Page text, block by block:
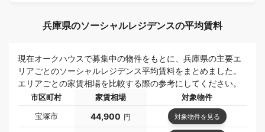
兵庫県のソーシャルレジデンスの平均賃料
現在オークハウスで募集中の物件をもとに、兵庫県の主要エ
リアごとのソーシャルレジデンス平均賃料をまとめました。
エリアごとの家賃相場を比較する際の参考にしてください。
市区町村 家賃相場
対象物件
宝塚市
44,900 円 対象物件を見る